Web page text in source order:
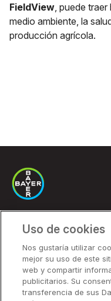
FieldView , puede
medio ambiente, la
producción agrícola.
Soluciones
Precios
Socios
Uso de cookies
Nos gustaría utilizar
mejor su uso de este
web y compartir
publicitarios. Su
transferencia de sus